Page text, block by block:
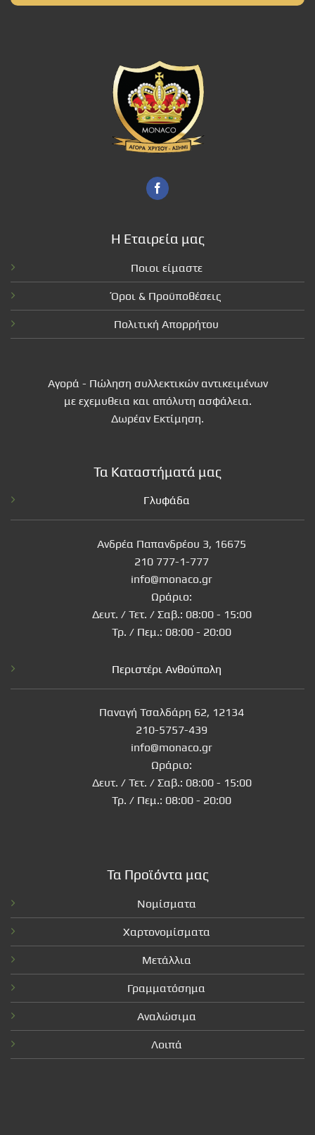
Η Εταιρεία μας
Ποιοι είμαστε
Όροι & Προϋποθέσεις
Πολιτική Απορρήτου
Αγορά - Πώληση συλλεκτικών αντικειμένων
με εχεμυθεια και απόλυτη ασφάλεια.
Δωρέαν Εκτίμηση.
Τα Καταστήματά μας
Γλυφάδα
Ανδρέα Παπανδρέου 3, 16675
210 777-1-777
info@monaco.gr
Ωράριο:
Δευτ. / Τετ. / Σαβ.: 08:00 - 15:00
Τρ. / Πεμ.: 08:00 - 20:00
Περιστέρι Ανθούπολη
Παναγή Τσαλδάρη 62, 12134
210-5757-439
info@monaco.gr
Ωράριο:
Δευτ. / Τετ. / Σαβ.: 08:00 - 15:00
Τρ. / Πεμ.: 08:00 - 20:00
Τα Προϊόντα μας
Νομίσματα
Χαρτονομίσματα
Μετάλλια
Γραμματόσημα
Αναλώσιμα
Λοιπά